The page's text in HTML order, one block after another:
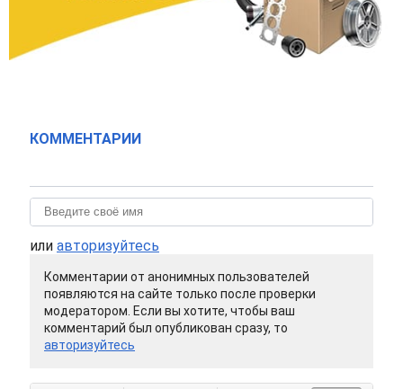
КОММЕНТАРИИ
или авторизуйтесь
Комментарии от анонимных пользователей
появляются на сайте только после проверки
модератором. Если вы хотите, чтобы ваш
комментарий был опубликован сразу, то
авторизуйтесь